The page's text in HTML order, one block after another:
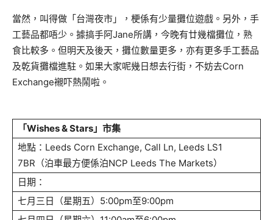
當然，叫得做「台灣夜市」，梗係有少量攤位遊戲。另外，手
工藝品都唔少。據搞手阿Jane所講，今晚有廿幾檔攤位，熟
食比較多。但明天及後天，攤位數量更多，亦有更多手工藝品
及乾貨攤檔進駐。如果大家呢幾日想去行街，不妨去Corn
Exchange襯吓熱鬧啦。
「Wishes & Stars」市集
地點：Leeds Corn Exchange, Call Ln, Leeds LS1
7BR（泊車最方便係泊NCP Leeds The Markets）
日期：
七月三日（星期五）5:00pm至9:00pm